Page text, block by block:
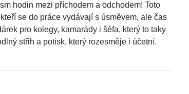
hodin mezi příchodem a odchodem! Toto
se do práce vydávají s úsměvem, ale čas
pro kolegy, kamarády i šéfa, který to taky
střih a potisk, který rozesměje i účetní.